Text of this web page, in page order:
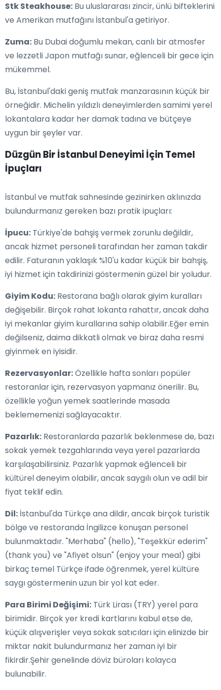
Stk Steakhouse: Bu uluslararası zincir, ünlü bifteklerini
ve Amerikan mutfağını İstanbul'a getiriyor.
Zuma: Bu Dubai doğumlu mekan, canlı bir atmosfer
ve lezzetli Japon mutfağı sunar, eğlenceli bir gece için
mükemmel.
Bu, İstanbul'daki geniş mutfak manzarasının küçük bir
örneğidir. Michelin yıldızlı deneyimlerden samimi yerel
lokantalara kadar her damak tadına ve bütçeye
uygun bir şeyler var.
Düzgün Bir İstanbul Deneyimi İçin Temel
İpuçları
İstanbul ve mutfak sahnesinde gezinirken aklınızda
bulundurmanız gereken bazı pratik ipuçları:
İpucu: Türkiye'de bahşiş vermek zorunlu değildir,
ancak hizmet personeli tarafından her zaman takdir
edilir. Faturanın yaklaşık %10'u kadar küçük bir bahşiş,
iyi hizmet için takdirinizi göstermenin güzel bir yoludur.
Giyim Kodu: Restorana bağlı olarak giyim kuralları
değişebilir. Birçok rahat lokanta rahattır, ancak daha
iyi mekanlar giyim kurallarına sahip olabilir.Eğer emin
değilseniz, daima dikkatli olmak ve biraz daha resmi
giyinmek en iyisidir.
Rezervasyonlar:Özellikle hafta sonları popüler
restoranlar için, rezervasyon yapmanız önerilir. Bu,
özellikle yoğun yemek saatlerinde masada
beklememenizi sağlayacaktır.
Pazarlık: Restoranlarda pazarlık beklenmese de, bazı
sokak yemek tezgahlarında veya yerel pazarlarda
karşılaşabilirsiniz. Pazarlık yapmak eğlenceli bir
kültürel deneyim olabilir, ancak saygılı olun ve adil bir
fiyat teklif edin.
Dil: İstanbul'da Türkçe ana dildir, ancak birçok turistik
bölge ve restoranda İngilizce konuşan personel
bulunmaktadır. "Merhaba" (hello), "Teşekkür ederim"
(thank you) ve "Afiyet olsun" (enjoy your meal) gibi
birkaç temel Türkçe ifade öğrenmek, yerel kültüre
saygı göstermenin uzun bir yol kat eder.
Para Birimi Değişimi: Türk Lirası (TRY) yerel para
birimidir. Birçok yer kredi kartlarını kabul etse de,
küçük alışverişler veya sokak satıcıları için elinizde bir
miktar nakit bulundurmanız her zaman iyi bir
fikirdir.Şehir genelinde döviz büroları kolayca
bulunabilir.